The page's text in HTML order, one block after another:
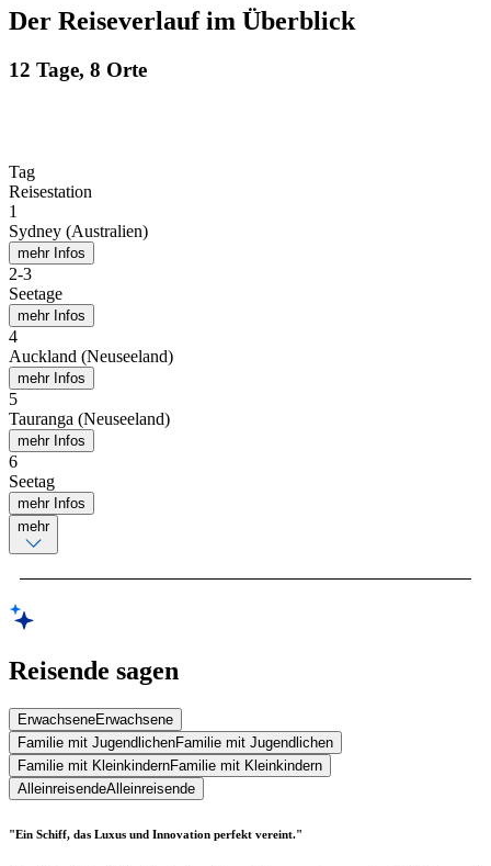
Der Reiseverlauf im Überblick
12 Tage, 8 Orte
Tag
Reisestation
1
Sydney (Australien)
mehr Infos
2-3
Seetage
mehr Infos
4
Auckland (Neuseeland)
mehr Infos
5
Tauranga (Neuseeland)
mehr Infos
6
Seetag
mehr Infos
mehr
Reisende sagen
ErwachseneErwachsene
Familie mit JugendlichenFamilie mit Jugendlichen
Familie mit KleinkindernFamilie mit Kleinkindern
AlleinreisendeAlleinreisende
"Ein Schiff, das Luxus und Innovation perfekt vereint."